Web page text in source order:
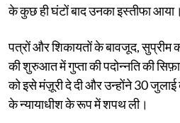
के कुछ ही घंटों बाद उनका इस्तीफा आया।
पत्रों और शिकायतों के बावजूद, सुप्रीम
की शुरुआत में गुप्ता की पदोन्नति की
को इसे मंज़ूरी दे दी और उन्होंने 30
के न्यायाधीश के रूप में शपथ ली।